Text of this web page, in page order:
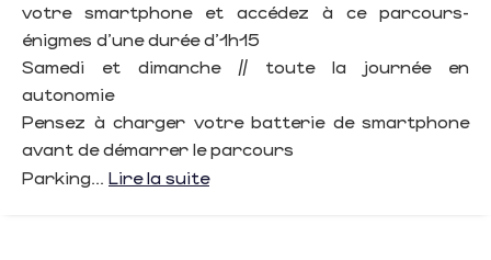
votre smartphone et accédez à ce parcours-
énigmes d’une durée d’1h15
Samedi et dimanche // toute la journée en
autonomie
Pensez à charger votre batterie de smartphone
avant de démarrer le parcours
Parking... Lire la suite